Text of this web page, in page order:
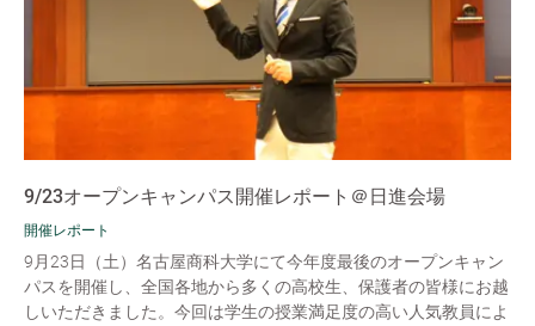
9/23オープンキャンパス開催レポート＠日進会場
開催レポート
9月23日（土）名古屋商科大学にて今年度最後のオープンキャン
パスを開催し、全国各地から多くの高校生、保護者の皆様にお越
しいただきました。今回は学生の授業満足度の高い人気教員によ